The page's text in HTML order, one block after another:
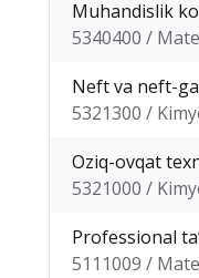
Muhandislik
5340400 /
Neft va neft-
5321300 /
Oziq-ovqat
5321000 /
Professional
5111009 /